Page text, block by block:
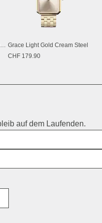
Rise Small Light Gold Cream Steel Grace Light Gold Cream Steel
CHF 179.90
auf dem Laufenden.